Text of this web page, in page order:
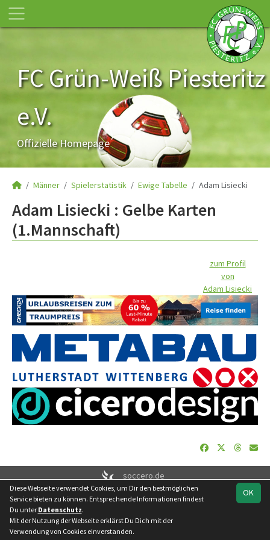
FC Grün-Weiß Piesteritz
e.V.
Offizielle Homepage
Männer Spielerstatistik Ewige Tabelle Adam Lisiecki
Adam Lisiecki : Gelbe Karten
(1.Mannschaft)
zum Profil
von
Adam Lisiecki
soccero.de
© 2006 - 2026
Besucherstatistik Geburtstage Impressum
Datenschutz
Kontakt
OK
Diese Webseite verwendet Cookies, um Dir den bestmöglichen
Service bieten zu können. Entsprechende Informationen findest
Du unter Datenschutz.
Mit der Nutzung der Webseite erklärst Du Dich mit der
Verwendung von Cookies einverstanden.